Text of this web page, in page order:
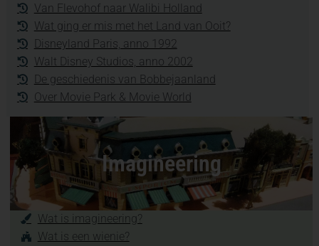
Van Flevohof naar Walibi Holland
Wat ging er mis met het Land van Ooit?
Disneyland Paris, anno 1992
Walt Disney Studios, anno 2002
De geschiedenis van Bobbejaanland
Over Movie Park & Movie World
Imagineering
Wat is imagineering?
Wat is een wienie?